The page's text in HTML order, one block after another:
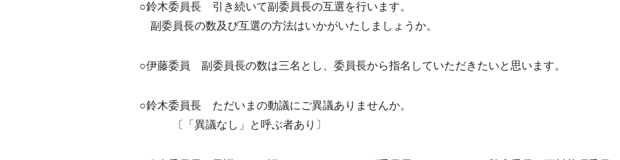
○鈴木委員長 引き続いて副委員長の互選を行います。
副委員長の数及び互選の方法はいかがいたしましょうか。
○伊藤委員 副委員長の数は三名とし、委員長から指名していただきたいと思います。
○鈴木委員長 ただいまの動議にご異議ありませんか。
〔「異議なし」と呼ぶ者あり〕